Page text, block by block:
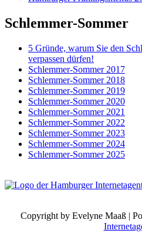
Schlemmer-Sommer
5 Gründe, warum Sie den
verpassen dürfen!
Schlemmer-Sommer 2017
Schlemmer-Sommer 2018
Schlemmer-Sommer 2019
Schlemmer-Sommer 2020
Schlemmer-Sommer 2021
Schlemmer-Sommer 2022
Schlemmer-Sommer 2023
Schlemmer-Sommer 2024
Schlemmer-Sommer 2025
Copyright by Evelyne Maaß |